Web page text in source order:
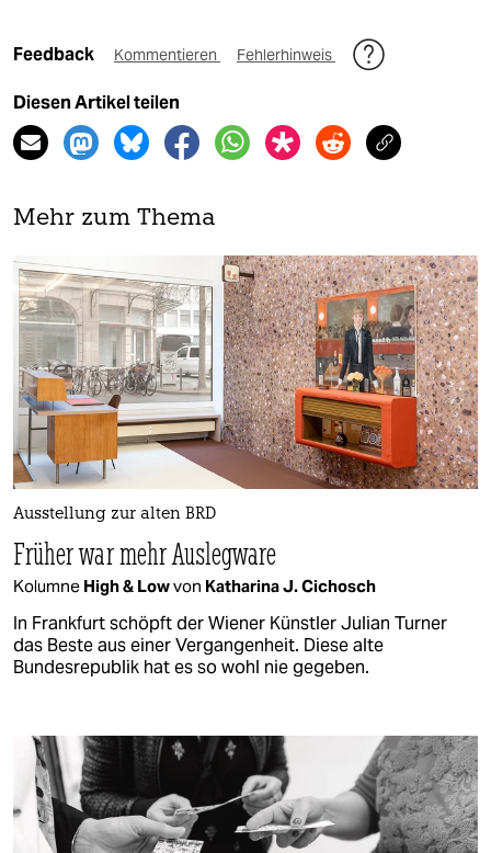
Feedback Kommentieren Fehlerhinweis
Diesen Artikel teilen
Mehr zum Thema
Ausstellung zur alten BRD
Früher war mehr Auslegware
Kolumne High & Lowvon Katharina J. Cichosch
In Frankfurt schöpft der Wiener Künstler Julian Turner
das Beste aus einer Vergangenheit. Diese alte
Bundesrepublik hat es so wohl nie gegeben.